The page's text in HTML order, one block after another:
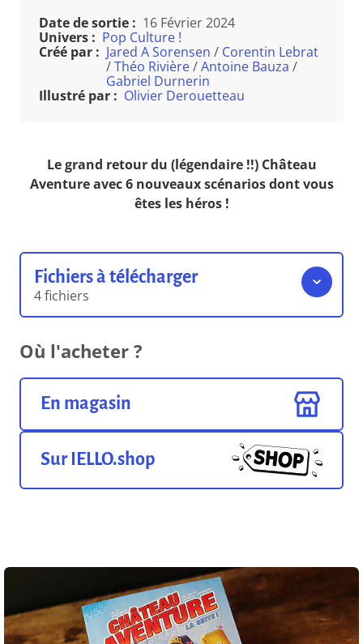
Date de sortie : 16 Février 2024
Univers : Pop Culture !
Créé par : Jared A Sorensen / Corentin Lebrat
/Théo Rivière/Antoine Bauza /
Gabriel Durnerin
Illustré par : Olivier Derouetteau
Le grand retour du (légendaire !!) Château
Aventure avec 6 nouveaux scénarios dont vous
êtes les héros !
Fichiers à télécharger
4 fichiers
4.74 Mo Format pdf
Le scénario Port aux Singes
0.00 o Format pdf
Les plans sans objets
Les objets à découper
Format pdf
Où l'acheter ?
En magasin
Sur IELLO.shop